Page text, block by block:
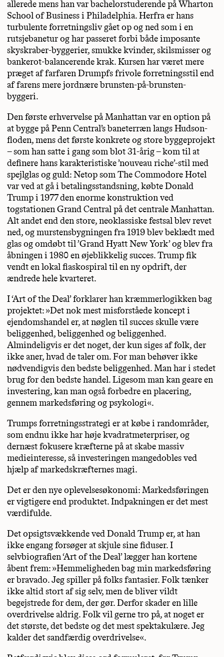
allerede mens han var bachelorstuderende på Wharton
School of Business i Philadelphia. Herfra er hans
turbulente forretningsliv gået op og ned som i en
rutsjebanetur og har passeret forbi både imposante
skyskraber-byggerier, smukke kvinder, skilsmisser og
bankerot-balancerende krak. Kursen har været mere
præget af farfaren Drumpfs frivole forretningsstil end
af farens mere jordnære brunsten-på-brunsten-
byggeri.
Den første erhvervelse på Manhattan var en option på
at bygge på Penn Central’s baneterræn langs Hudson-
floden, mens det første konkrete og store byggeprojekt
– som han satte i gang som blot 31-årig – kom til at
definere hans karakteristiske ’nouveau riche’-stil med
spejlglas og guld: Netop som The Commodore Hotel
var ved at gå i betalingsstandsning, købte Donald
Trump i 1977 den enorme konstruktion ved
togstationen Grand Central på det centrale Manhattan.
Alt andet end den store, neoklassiske festsal blev revet
ned, og murstensbygningen fra 1919 blev beklædt med
glas og omdøbt til ’Grand Hyatt New York’ og blev fra
åbningen i 1980 en øjeblikkelig succes. Trump fik
vendt en lokal fiaskospiral til en ny opdrift, der
ændrede hele kvarteret.
I ‘Art of the Deal’ forklarer han kræmmerlogikken bag
projektet: »Det nok mest misforståede koncept i
ejendomshandel er, at nøglen til succes skulle være
beliggenhed, beliggenhed og beliggenhed.
Almindeligvis er det noget, der kun siges af folk, der
ikke aner, hvad de taler om. For man behøver ikke
nødvendigvis den bedste beliggenhed. Man har i stedet
brug for den bedste handel. Ligesom man kan geare en
investering, kan man også forbedre en placering,
gennem markedsføring og psykologi«.
Trumps forretningsstrategi er at købe i randområder,
som endnu ikke har høje kvadratmeterpriser, og
dernæst fokusere kræfterne på at skabe massiv
medieinteresse, så investeringen mangedobles ved
hjælp af markedskræfternes magi.
Det er den nye oplevelsesøkonomi: Markedsføringen
er vigtigere end produktet. Indpakningen er det mest
værdifulde.
Det opsigtsvækkende ved Donald Trump er, at han
ikke engang forsøger at skjule sine fiduser. I
selvbiografien ‘Art of the Deal’ lægger han kortene
åbent frem: »Hemmeligheden bag min markedsføring
er bravado. Jeg spiller på folks fantasier. Folk tænker
ikke altid stort af sig selv, men de bliver vildt
begejstrede for dem, der gør. Derfor skader en lille
overdrivelse aldrig. Folk vil gerne tro på, at noget er
det største, det bedste og det mest spektakulære. Jeg
kalder det sandfærdig overdrivelse«.